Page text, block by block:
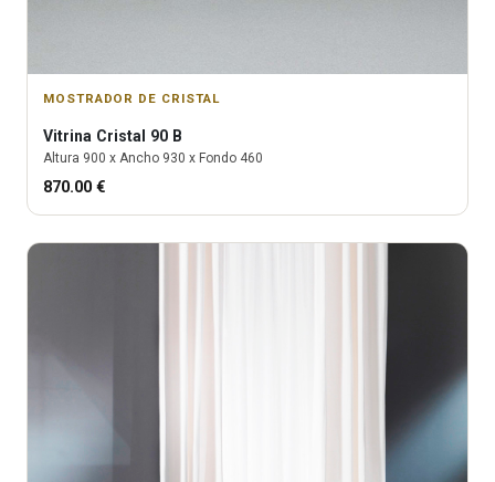
MOSTRADOR DE CRISTAL
Vitrina Cristal 90 B
Altura 900 x Ancho 930 x Fondo 460
870.00 €